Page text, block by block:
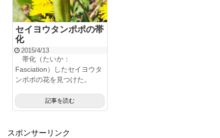
セイヨウタンポポの帯
化
2015/4/13
帯化（たいか：
Fasciation）したセイヨウタ
ンポポの花を見つけた。
記事を読む
スポンサーリンク